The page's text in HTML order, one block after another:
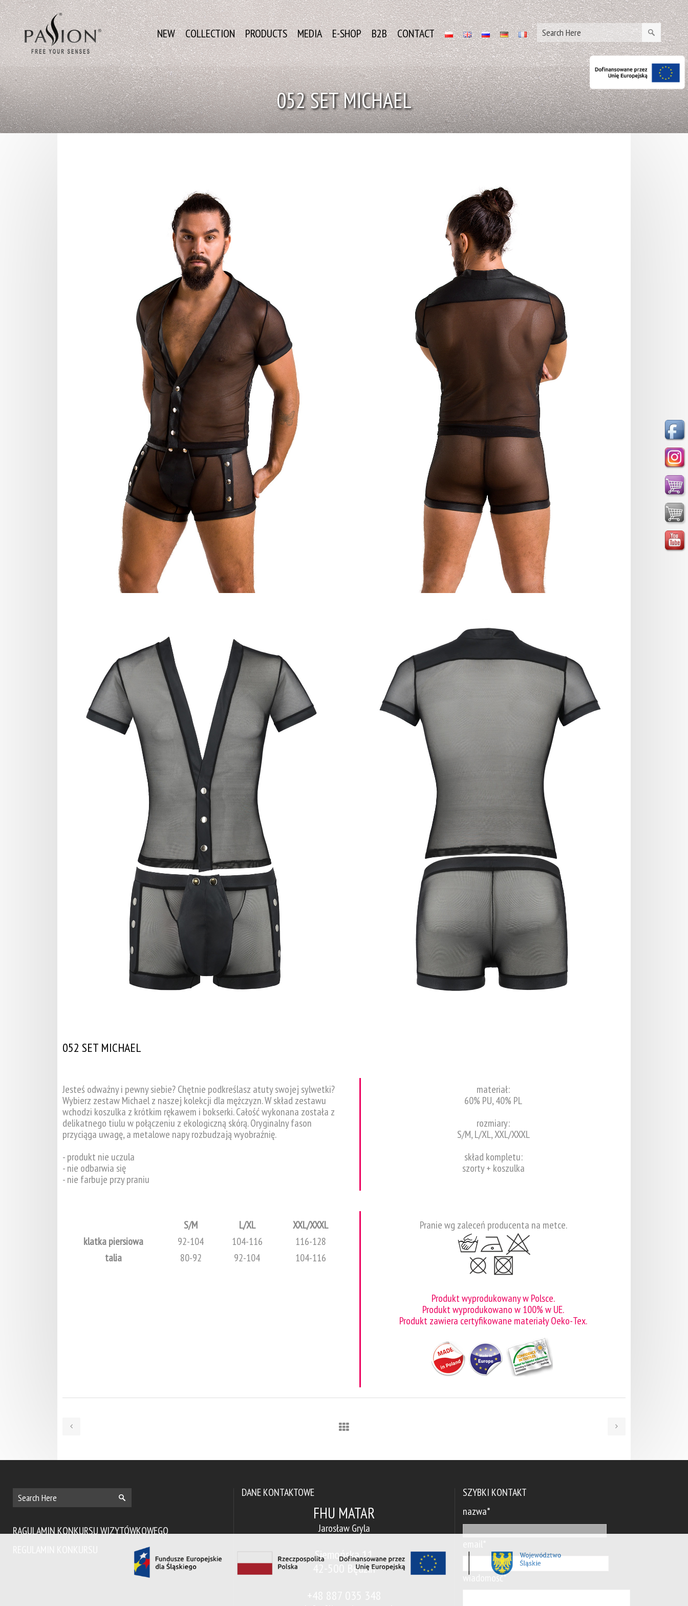
NEW COLLECTION PRODUCTS MEDIA E-SHOP B2B CONTACT
052 SET MICHAEL
052 SET MICHAEL
Jesteś odważny i pewny siebie? Chętnie podkreślasz atuty swojej sylwetki?
Wybierz zestaw Michael z naszej kolekcji dla mężczyzn. W skład zestawu
wchodzi koszulka z krótkim rękawem i bokserki. Całość wykonana została z
delikatnego tiulu w połączeniu z ekologiczną skórą. Oryginalny fason
przyciąga uwagę, a metalowe napy rozbudzają wyobraźnię.
- produkt nie uczula
- nie odbarwia się
- nie farbuje przy praniu
materiał:
60% PU, 40% PL
rozmiary:
S/M, L/XL, XXL/XXXL
skład kompletu:
szorty + koszulka
S/M L/XL
XXL/XXXL
klatka piersiowa
92-104 104-116
116-128
talia
80-92 92-104 104-116
Pranie wg zaleceń producenta na metce.
Produkt wyprodukowany w Polsce.
Produkt wyprodukowano w 100% w UE.
Produkt zawiera certyfikowane materiały Oeko-Tex.
RAGULAMIN KONKURSU WIZYTÓWKOWEGO
DANE KONTAKTOWE
FHU MATAR
Jarosław Gryla
Siemońska 11
42-500 Będzin
SZYBKI KONTAKT
nazwa*
wiadomość*